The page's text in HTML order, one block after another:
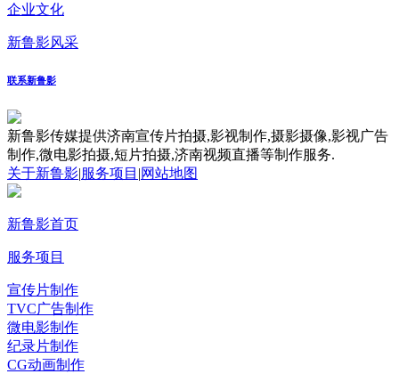
企业文化
新鲁影风采
联系新鲁影
新鲁影传媒提供济南宣传片拍摄,影视制作,摄影摄像,影视广告
制作,微电影拍摄,短片拍摄,济南视频直播等制作服务.
关于新鲁影|服务项目 |网站地图
新鲁影首页
服务项目
宣传片制作
TVC广告制作
微电影制作
纪录片制作
CG动画制作